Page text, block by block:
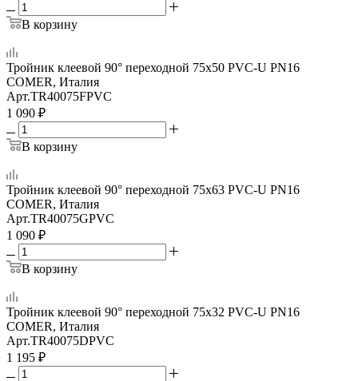
В корзину
Тройник клеевой 90° переходной 75x50 PVC-U PN16
COMER, Италия
Арт.TR40075FPVC
1 090 ₽
В корзину
Тройник клеевой 90° переходной 75x63 PVC-U PN16
COMER, Италия
Арт.TR40075GPVC
1 090 ₽
В корзину
Тройник клеевой 90° переходной 75x32 PVC-U PN16
COMER, Италия
Арт.TR40075DPVC
1 195 ₽